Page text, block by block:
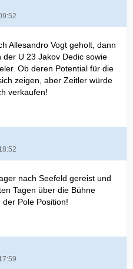
Allesandro Vogt geholt, dann
U 23 Jakov Dedic sowie
Ob deren Potential für die
zeigen, aber Zeitler würde
verkaufen!
nach Seefeld gereist und
Tagen über die Bühne
Pole Position!